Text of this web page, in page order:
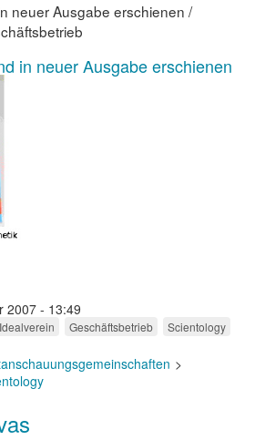
neuer Ausgabe erschienen /
in neuer Ausgabe erschienen
2007 - 13:49
Idealverein Geschäftsbetrieb Scientology